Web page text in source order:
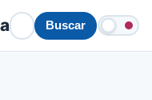
Buscar